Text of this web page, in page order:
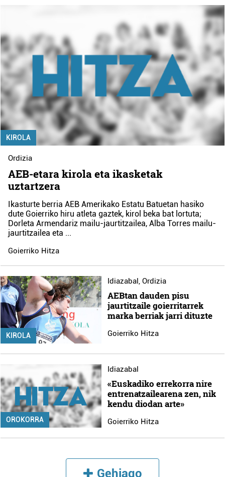
KIROLA
Ordizia
AEB-etara kirola eta ikasketak
uztartzera
Ikasturte berria AEB Amerikako Estatu Batuetan hasiko
dute Goierriko hiru atleta gaztek, kirol beka bat lortuta;
Dorleta Armendariz mailu-jaurtitzailea, Alba Torres mailu-
jaurtitzailea eta ...
Goierriko Hitza
KIROLA
Idiazabal , Ordizia
AEBtan dauden pisu
jaurtitzaile goierritarrek
marka berriak jarri dituzte
Goierriko Hitza
OROKORRA
Idiazabal
«Euskadiko errekorra nire
entrenatzailearena zen, nik
kendu diodan arte»
Goierriko Hitza
Gehiago